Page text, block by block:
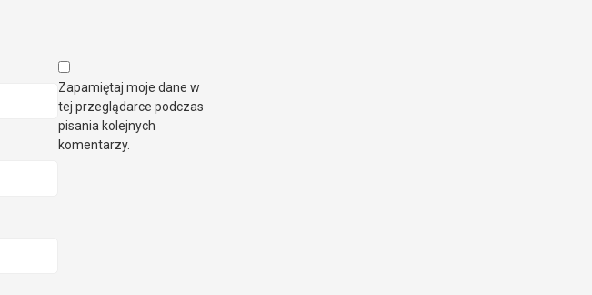
Zapamiętaj moje dane w
tej przeglądarce podczas
pisania kolejnych
komentarzy.